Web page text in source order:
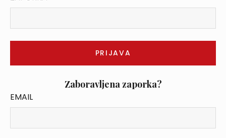
Zaboravljena zaporka?
EMAIL